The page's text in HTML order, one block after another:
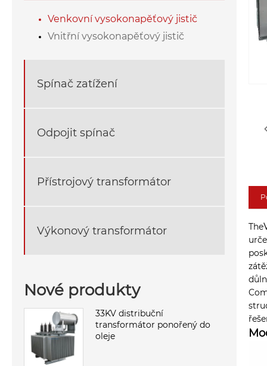
Venkovní vysokonapěťový jistič
Vnitřní vysokonapěťový jistič
Spínač zatížení
Odpojit spínač
Přístrojový transformátor
Výkonový transformátor
Nové produkty
33KV distribuční
transformátor ponořený do
oleje
The